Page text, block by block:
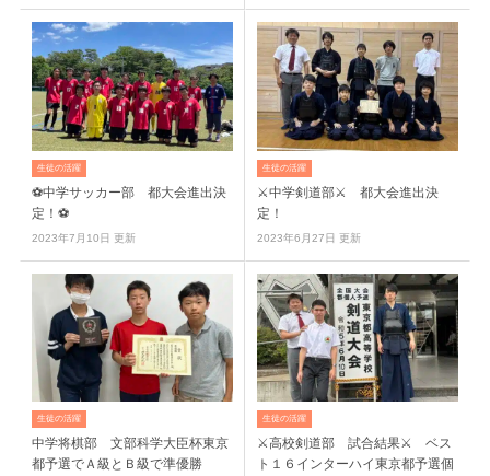
生徒の活躍
⚽中学サッカー部 都大会進出決
定！⚽
2023年7月10日 更新
生徒の活躍
⚔中学剣道部⚔ 都大会進出決
定！
2023年6月27日 更新
生徒の活躍
中学将棋部 文部科学大臣杯東京
都予選でＡ級とＢ級で準優勝
生徒の活躍
⚔高校剣道部 試合結果⚔ ベス
ト１６インターハイ東京都予選個